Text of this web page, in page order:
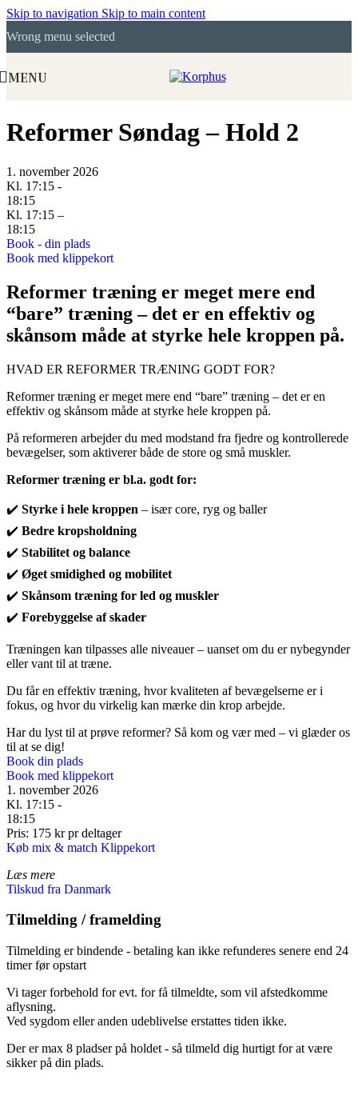
Skip to navigation Skip to main content
Wrong menu selected
MENU
Reformer Søndag – Hold 2
1. november 2026
Kl. 17:15 -
18:15
Kl. 17:15 –
18:15
Book - din plads
Book med klippekort
Reformer træning er meget mere end
“bare” træning – det er en effektiv og
skånsom måde at styrke hele kroppen på.
HVAD ER REFORMER TRÆNING GODT FOR?
Reformer træning er meget mere end “bare” træning – det er en
effektiv og skånsom måde at styrke hele kroppen på.
På reformeren arbejder du med modstand fra fjedre og kontrollerede
bevægelser, som aktiverer både de store og små muskler.
Reformer træning er bl.a. godt for:
✔️ Styrke i hele kroppen – især core, ryg og baller
✔️ Bedre kropsholdning
✔️ Stabilitet og balance
✔️ Øget smidighed og mobilitet
✔️ Skånsom træning for led og muskler
✔️ Forebyggelse af skader
Træningen kan tilpasses alle niveauer – uanset om du er nybegynder
eller vant til at træne.
Du får en effektiv træning, hvor kvaliteten af bevægelserne er i
fokus, og hvor du virkelig kan mærke din krop arbejde.
Har du lyst til at prøve reformer? Så kom og vær med – vi glæder os
til at se dig!
Book din plads
Book med klippekort
1. november 2026
Kl. 17:15 -
18:15
Pris: 175 kr pr deltager
Køb mix & match Klippekort
Læs mere
Tilskud fra Danmark
Tilmelding / framelding
Tilmelding er bindende - betaling kan ikke refunderes senere end 24
timer før opstart
Vi tager forbehold for evt. for få tilmeldte, som vil afstedkomme
aflysning.
Ved sygdom eller anden udeblivelse erstattes tiden ikke.
Der er max 8 pladser på holdet - så tilmeld dig hurtigt for at være
sikker på din plads.